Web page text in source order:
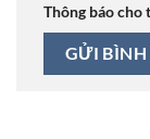
Thông báo cho